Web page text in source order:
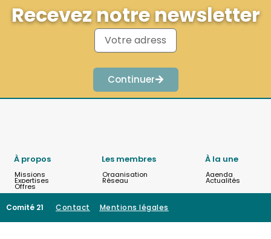
Recevez notre newsletter
Continuer
À propos
Missions
Expertises
Offres
Les membres
Organisation
Réseau
À la une
Agenda
Actualités
Comité 21 Contact Mentions légales